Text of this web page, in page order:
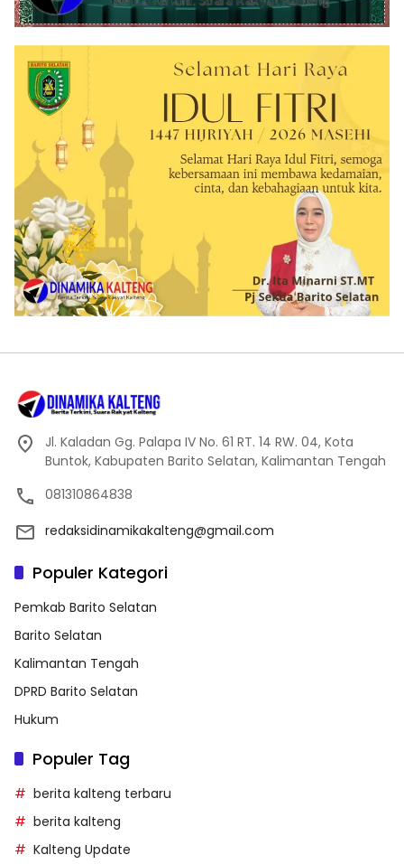
Jl. Kaladan Gg. Palapa IV No. 61 RT. 14 RW. 04, Kota
Buntok, Kabupaten Barito Selatan, Kalimantan Tengah
081310864838
redaksidinamikakalteng@gmail.com
Populer Kategori
Pemkab Barito Selatan
Barito Selatan
Kalimantan Tengah
DPRD Barito Selatan
Hukum
Populer Tag
berita kalteng terbaru
berita kalteng
Kalteng Update